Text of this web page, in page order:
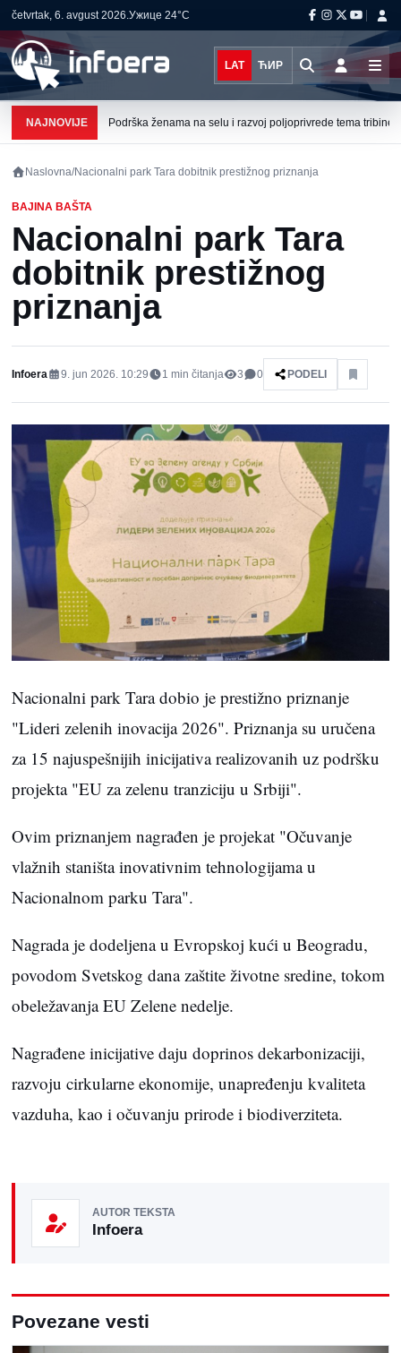
četvrtak, 6. avgust 2026.Ужице 24°C
LAT ЋИР
NAJNOVIJE Podrška ženama na selu i razvoj poljoprivrede tema tribine
Naslovna/Nacionalni park Tara dobitnik prestižnog priznanja
BAJINA BAŠTA
Nacionalni park Tara
dobitnik prestižnog
priznanja
Infoera 9. jun 2026. 10:29 1 min čitanja 3 0 PODELI
Nacionalni park Tara dobio je prestižno priznanje
"Lideri zelenih inovacija 2026". Priznanja su uručena
za 15 najuspešnijih inicijativa realizovanih uz podršku
projekta "EU za zelenu tranziciju u Srbiji".
Ovim priznanjem nagrađen je projekat "Očuvanje
vlažnih staništa inovativnim tehnologijama u
Nacionalnom parku Tara".
Nagrada je dodeljena u Evropskoj kući u Beogradu,
povodom Svetskog dana zaštite životne sredine, tokom
obeležavanja EU Zelene nedelje.
Nagrađene inicijative daju doprinos dekarbonizaciji,
razvoju cirkularne ekonomije, unapređenju kvaliteta
vazduha, kao i očuvanju prirode i biodiverziteta.
AUTOR TEKSTA
Infoera
Povezane vesti